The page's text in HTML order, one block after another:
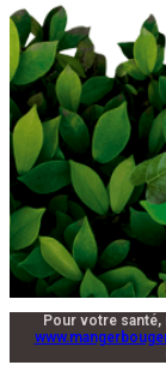
Pour votre santé,